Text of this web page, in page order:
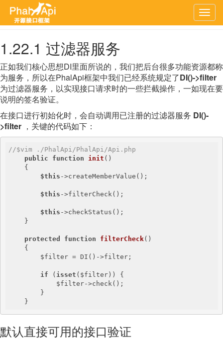
上一章文档首页
1.22.1 过滤器服务
正如我们核心思想DI里面所说的，我们把后台很多功能资源都称
为服务，所以在PhalApi框架中我们已经系统规定了DI()->filter
为过滤器服务，以实现接口请求时的一些拦截操作，一如现在要
说明的签名验证。
在接口进行初始化时，会自动调用已注册的过滤器服务 DI()-
>filter ，关键的代码如下：
//$vim ./PhalApi/PhalApi/Api.php
public
function init ()
{
$this ->createMemberValue();
$this ->filterCheck();
$this ->checkStatus();
protected function filterCheck()
{
if ( isset ($filter)) {
    }
默认直接可用的接口验证